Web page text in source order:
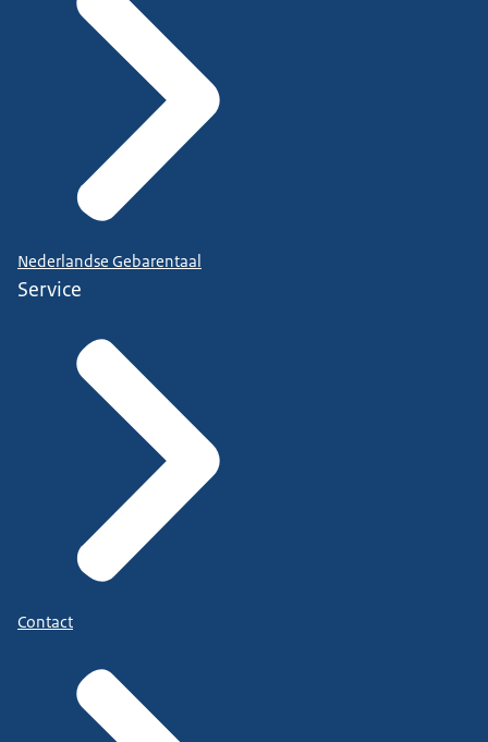
Nederlandse Gebarentaal
Service
Contact